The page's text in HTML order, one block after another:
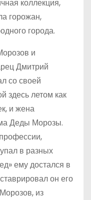
коллекция,
горожан,
города.
и
Дмитрий
со своей
здесь летом как
и жена
Деды Морозы.
в разных
ему достался в
он его
из